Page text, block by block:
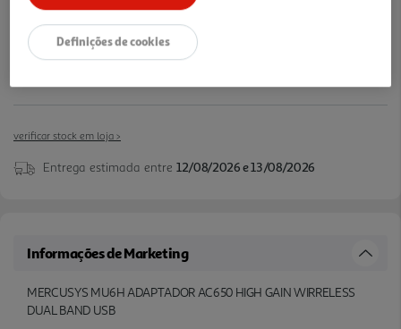
10,99 €
verificar stock em loja >
Entrega estimada entre 12/08/2026 e 13/08/2026
Informações de Marketing
MERCUSYS MU6H ADAPTADOR AC650 HIGH GAIN WIRRELESS
DUAL BAND USB
Definições de cookies